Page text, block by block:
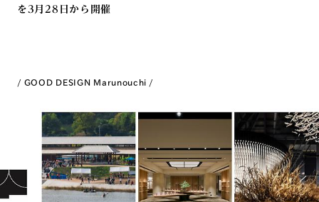
を3月28日から開催
GOOD DESIGN Marunouchi